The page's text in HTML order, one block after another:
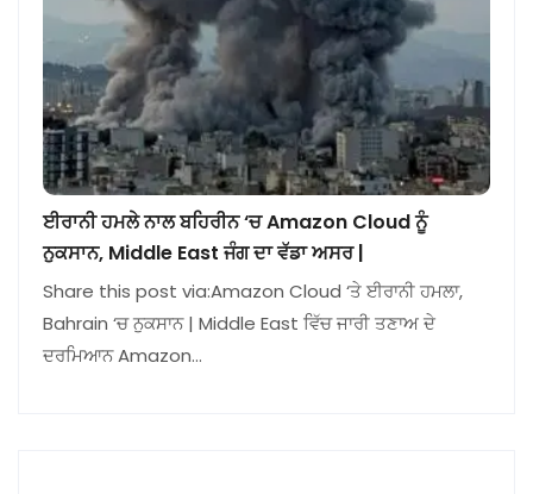
ਈਰਾਨੀ ਹਮਲੇ ਨਾਲ ਬਹਿਰੀਨ ‘ਚ Amazon Cloud ਨੂੰ
ਨੁਕਸਾਨ, Middle East ਜੰਗ ਦਾ ਵੱਡਾ ਅਸਰ |
Share this post via:Amazon Cloud ‘ਤੇ ਈਰਾਨੀ ਹਮਲਾ,
Bahrain ‘ਚ ਨੁਕਸਾਨ | Middle East ਵਿੱਚ ਜਾਰੀ ਤਣਾਅ ਦੇ
ਦਰਮਿਆਨ Amazon…